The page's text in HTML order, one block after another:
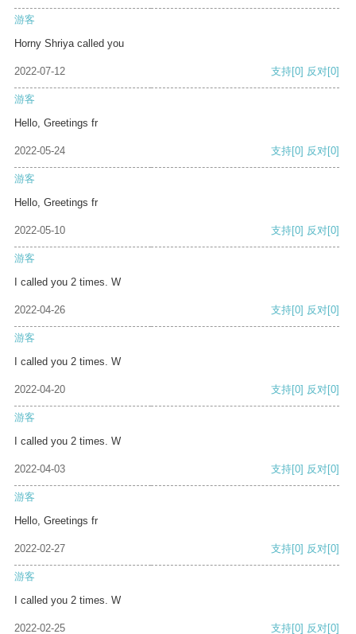
游客
Horny Shriya called you
2022-07-12 支持[0] 反对[0]
游客
Hello, Greetings fr
2022-05-24 支持[0] 反对[0]
游客
Hello, Greetings fr
2022-05-10 支持[0] 反对[0]
游客
I called you 2 times. W
2022-04-26 支持[0] 反对[0]
游客
I called you 2 times. W
2022-04-20 支持[0] 反对[0]
游客
I called you 2 times. W
2022-04-03 支持[0] 反对[0]
游客
Hello, Greetings fr
2022-02-27 支持[0] 反对[0]
游客
I called you 2 times. W
2022-02-25 支持[0] 反对[0]